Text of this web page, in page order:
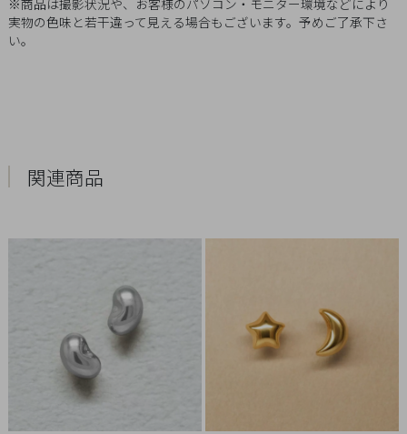
実物の色味と若干違って見える場合もございます。予めご了承下さ
い。
関連商品
ー
定
引